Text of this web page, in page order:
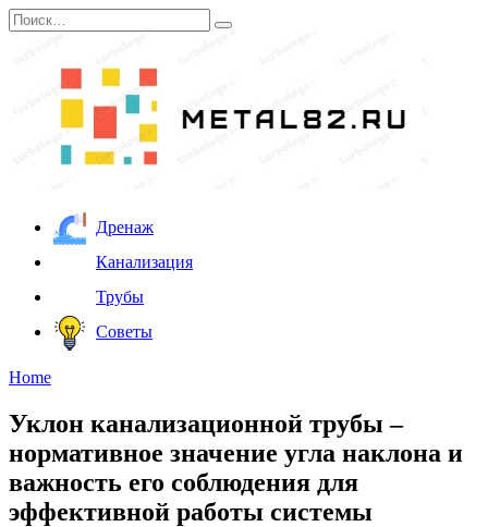
Перейти
к
Search
for:
Дренаж
Канализация
Трубы
Советы
Home
Уклон канализационной трубы –
нормативное значение угла наклона и
важность его соблюдения для
эффективной работы системы